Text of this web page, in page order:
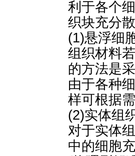
利于各个
织块充分
(1)悬浮细
组织材料
的方法是
由于各种
样可根据
(2)实体组
对于实体
中的细胞